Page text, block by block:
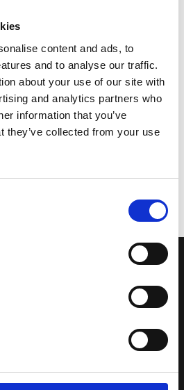
content and ads, to
and to analyse our traffic.
about your use of our site with
and analytics partners who
information that you’ve
they’ve collected from your use
questa meravigliosa regione.
di spiritualità che con i suoi